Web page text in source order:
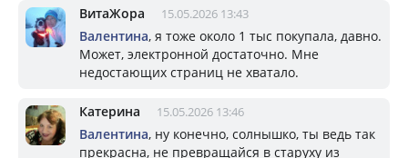
ВитаЖора 15.05.2026 13:43
Валентина, я тоже около 1 тыс покупала, давно.
Может, электронной достаточно. Мне
недостающих страниц не хватало.
Катерина 15.05.2026 13:46
Валентина, ну конечно, солнышко, ты ведь так
прекрасна, не превращайся в старуху из